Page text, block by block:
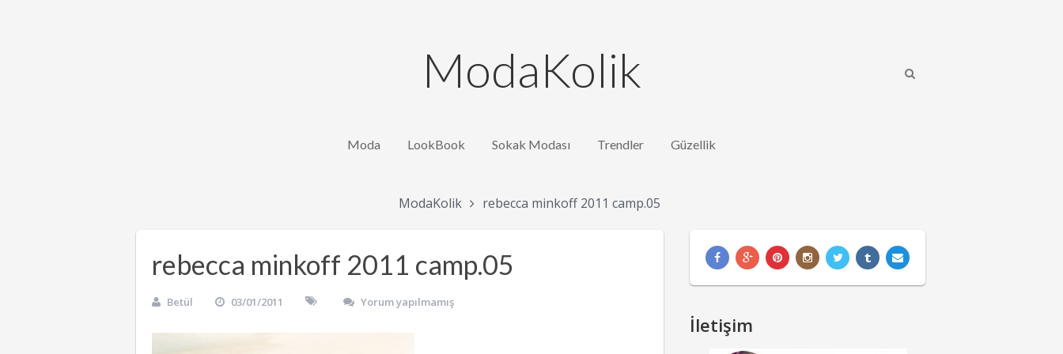
ModaKolik
Moda LookBook Sokak Modası Trendler Güzellik
ModaKolik rebecca minkoff 2011 camp.05
rebecca minkoff 2011 camp.05
Betül 03/01/2011 Yorum yapılmamış
İletişim